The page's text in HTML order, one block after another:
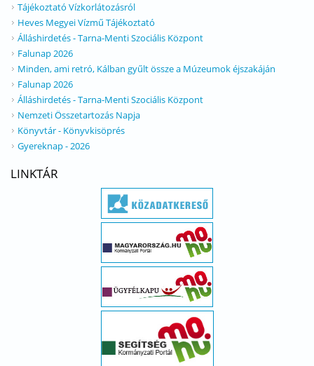
Tájékoztató Vízkorlátozásról
Heves Megyei Vízmű Tájékoztató
Álláshirdetés - Tarna-Menti Szociális Központ
Falunap 2026
Minden, ami retró, Kálban gyűlt össze a Múzeumok éjszakáján
Falunap 2026
Álláshirdetés - Tarna-Menti Szociális Központ
Nemzeti Összetartozás Napja
Könyvtár - Könyvkisöprés
Gyereknap - 2026
LINKTÁR